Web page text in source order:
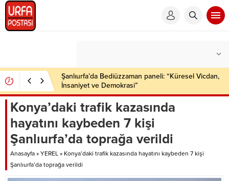
Şanlıurfa’da çok sayıda ruhsatsız silah ele geçirildi
Konya’daki trafik kazasında
hayatını kaybeden 7 kişi
Şanlıurfa’da toprağa verildi
Anasayfa » YEREL » Konya’daki trafik kazasında hayatını kaybeden 7 kişi
Şanlıurfa’da toprağa verildi